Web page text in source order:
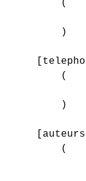
        (
        )
        (
        )
        (